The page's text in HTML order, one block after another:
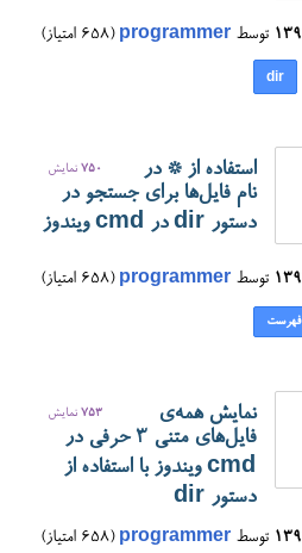
توسط programmer
(
658 امتیاز)
dir
750 نمایش
استفاده از * در
نام فایل‌ها برای جستجو در
دستور dir در cmd ویندوز
توسط programmer
(
658 امتیاز)
فهرست
753 نمایش
نمایش همه‌ی
فایل‌های متنی 3 حرفی در
cmd ویندوز با استفاده از
دستور dir
توسط programmer
(
658 امتیاز)